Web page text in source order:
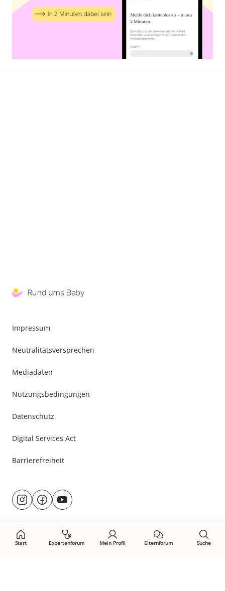
Start Expertenforum Mein Profil Elternforum Suche
Impressum
Neutralitätsversprechen
Mediadaten
Nutzungsbedingungen
Datenschutz
Digital Services Act
Barrierefreiheit
Besuche
uns@rund.ums.baby
facebook.com/rundumsbaby.de
youtube.com/@rundumsbaby_